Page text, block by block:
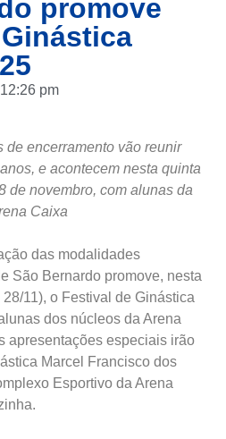
promove
12:26 pm
encerramento vão reunir
e acontecem nesta quinta
de novembro, com alunas da
Caixa
das modalidades
São Bernardo promove, nesta
11), o Festival de Ginástica
dos núcleos da Arena
apresentações especiais irão
Marcel Francisco dos
Esportivo da Arena